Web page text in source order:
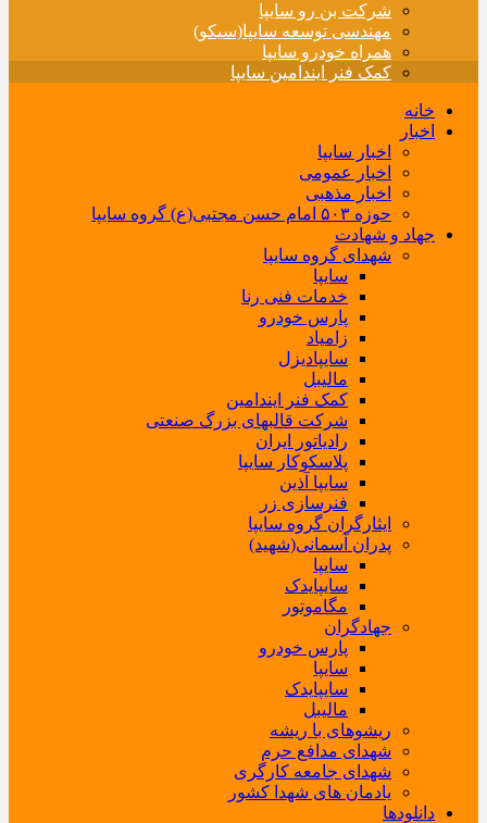
شرکت بن رو سایپا
مهندسی توسعه سایپا(سیکو)
همراه خودرو سایپا
کمک فنر ایندامین سایپا
خانه
اخبار
اخبار سایپا
اخبار عمومی
اخبار مذهبی
حوزه ۵۰۳ امام حسن مجتبی(ع) گروه سایپا
جهاد و شهادت
شهدای گروه سایپا
سایپا
خدمات فنی رنا
پارس خودرو
زامیاد
سایپادیزل
مالیبل
کمک فنر ایندامین
شرکت قالبهای بزرگ صنعتی
رادیاتور ایران
پلاسکوکار سایپا
سایپا آذین
فنرسازی زر
ایثارگران گروه سایپا
پدران آسمانی(شهید)
سایپا
سایپایدک
مگاموتور
جهادگران
پارس خودرو
سایپا
سایپایدک
مالیبل
ریشوهای با ریشه
شهدای مدافع حرم
شهدای جامعه کارگری
یادمان های شهدا کشور
دانلودها